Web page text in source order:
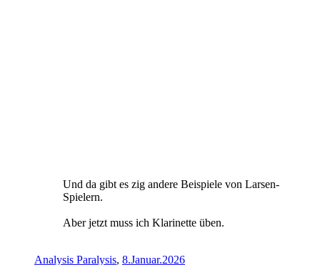
Und da gibt es zig andere Beispiele von Larsen-
Spielern.
Aber jetzt muss ich Klarinette üben.
Analysis Paralysis, 8.Januar.2026